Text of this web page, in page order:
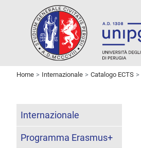
Home Internazionale Catalogo ECTS
Internazionale
Programma Erasmus+